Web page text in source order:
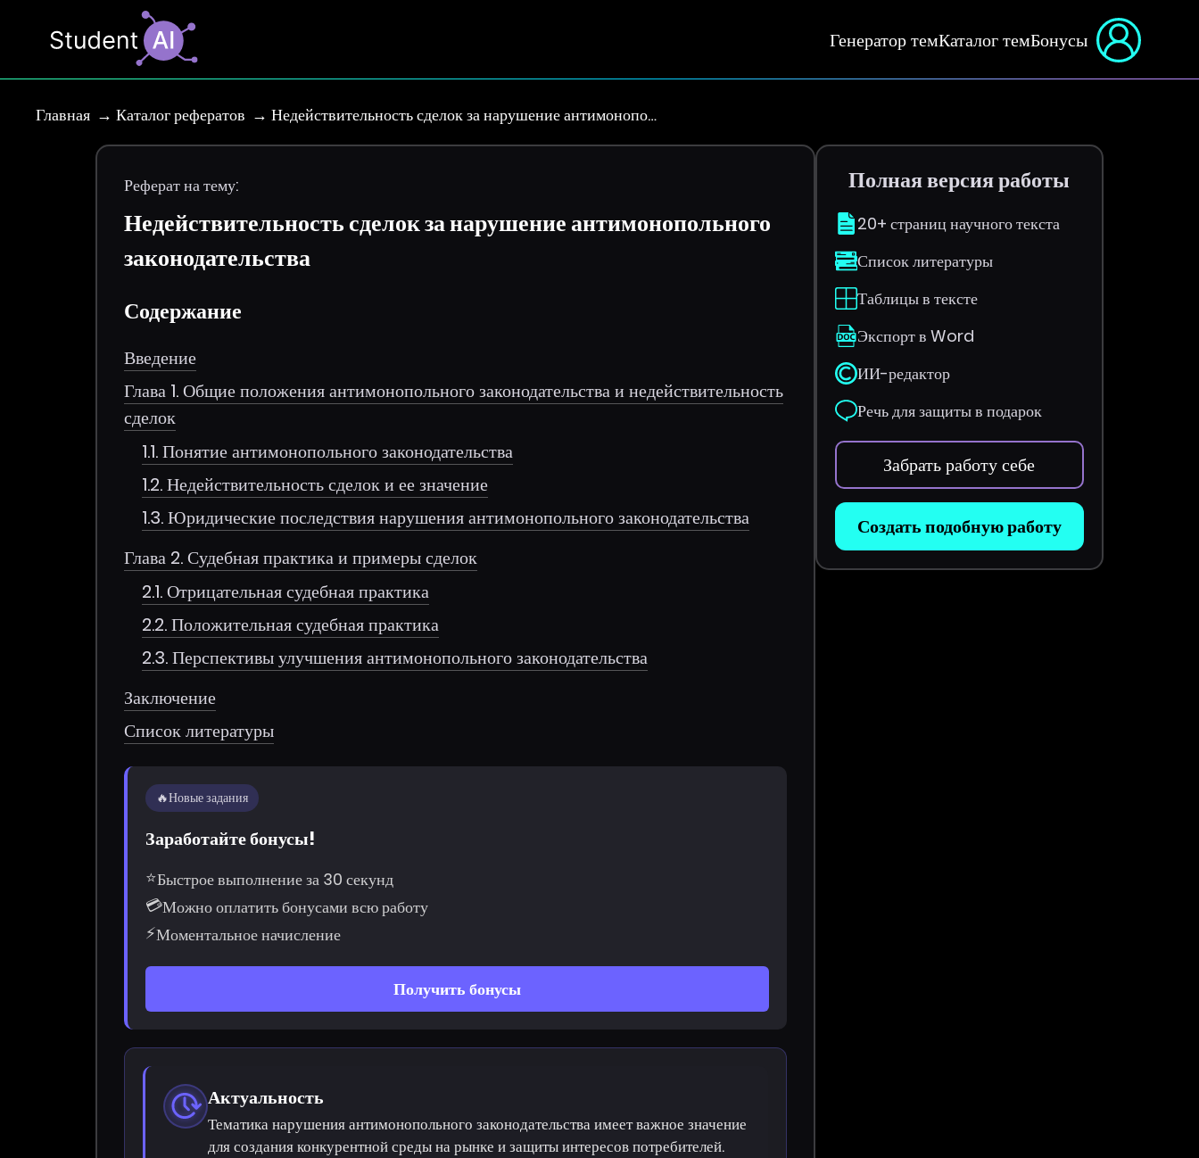
Генератор темКаталог темБонусы
Главная Каталог рефератов Недействительность сделок за нарушение антимонопо…
Реферат на тему:
Недействительность сделок за нарушение антимонопольного
законодательства
Содержание
Введение
Глава 1. Общие положения антимонопольного законодательства и недействительность
сделок
1.1. Понятие антимонопольного законодательства
1.2. Недействительность сделок и ее значение
1.3. Юридические последствия нарушения антимонопольного законодательства
Глава 2. Судебная практика и примеры сделок
2.1. Отрицательная судебная практика
2.2. Положительная судебная практика
2.3. Перспективы улучшения антимонопольного законодательства
Заключение
Список литературы
🔥Новые задания
Заработайте бонусы!
⭐Быстрое выполнение за 30 секунд
💳Можно оплатить бонусами всю работу
⚡Моментальное начисление
Получить бонусы
Актуальность
Тематика нарушения антимонопольного законодательства имеет важное значение
для создания конкурентной среды на рынке и защиты интересов потребителей.
Полная версия работы
20+ страниц научного текста
Список литературы
Таблицы в тексте
Экспорт в Word
ИИ-редактор
Речь для защиты в подарок
Забрать работу себе
Создать подобную работу